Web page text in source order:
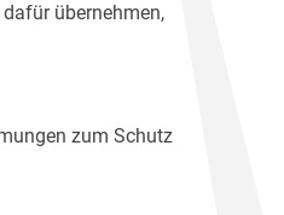
übernehmen,
zum Schutz